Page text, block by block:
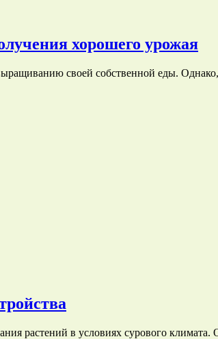
хорошего урожая
своей собственной еды.
растений в условиях сурового